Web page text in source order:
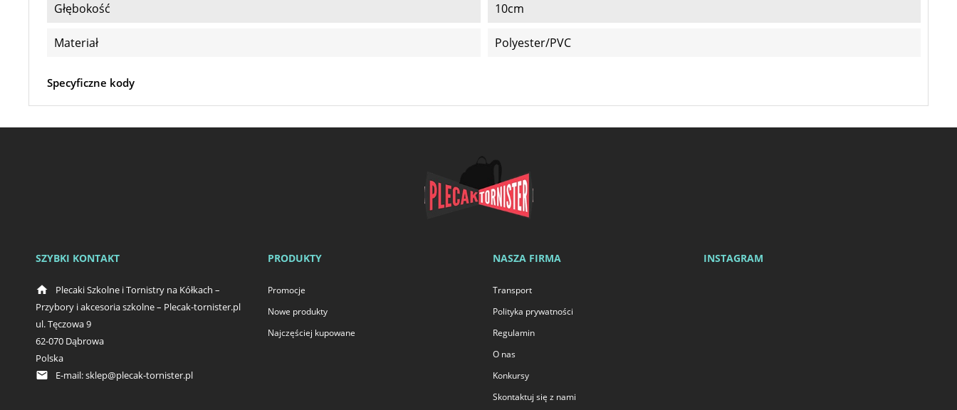
Głębokość 10cm
Materiał Polyester/PVC
Specyficzne kody
SZYBKI KONTAKT
home
Plecaki Szkolne i Tornistry na Kółkach –
Przybory i akcesoria szkolne – Plecak-tornister.pl
ul. Tęczowa 9
62-070 Dąbrowa
Polska
email
E-mail:sklep@plecak-tornister.pl
PRODUKTY
Promocje
Nowe produkty
Najczęściej kupowane
NASZA FIRMA
Transport
Polityka prywatności
Regulamin
O nas
Konkursy
Skontaktuj się z nami
INSTAGRAM